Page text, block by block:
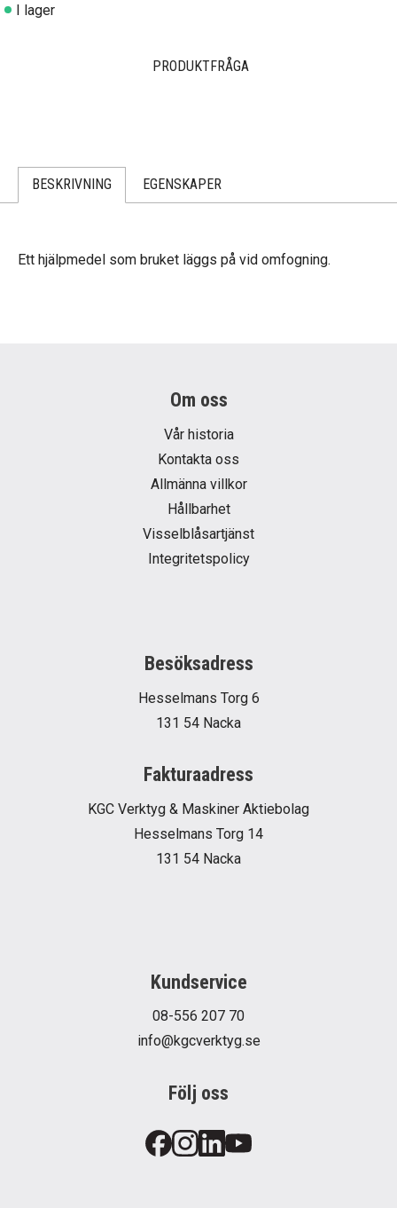
I lager
PRODUKTFRÅGA
BESKRIVNING EGENSKAPER
Ett hjälpmedel som bruket läggs på vid omfogning.
Om oss
Vår historia
Kontakta oss
Allmänna villkor
Hållbarhet
Visselblåsartjänst
Integritetspolicy
Besöksadress
Hesselmans Torg 6
131 54 Nacka
Fakturaadress
KGC Verktyg & Maskiner Aktiebolag
Hesselmans Torg 14
131 54 Nacka
Kundservice
08-556 207 70
info@kgcverktyg.se
Följ oss